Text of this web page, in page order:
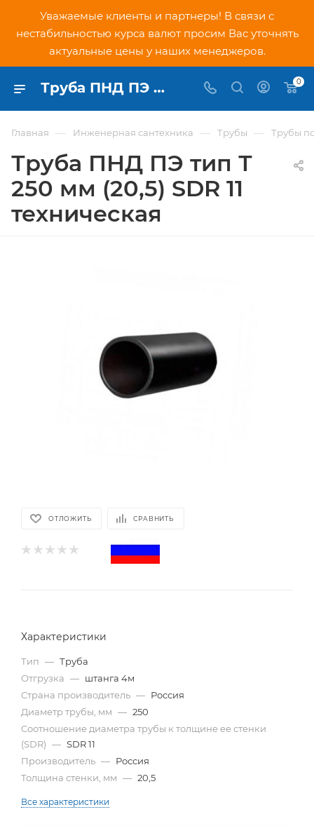
Уважаемые клиенты и партнеры! В связи с
нестабильностью курса валют просим Вас уточнять
актуальные цены у наших менеджеров.
Труба ПНД ПЭ тип Т 250 мм (20,5) SDR 11 техническая - купить по низкой цене в Москве, интернет-магазин PNDtech.ru 0
Главная — Инженерная сантехника — Трубы — Трубы
Труба ПНД ПЭ тип Т
250 мм (20,5) SDR 11
техническая
ОТЛОЖИТЬ СРАВНИТЬ
Характеристики
Тип — Труба
Отгрузка — штанга 4м
Страна производитель — Россия
Диаметр трубы, мм — 250
Cоотношение диаметра трубы к толщине ее стенки
(SDR) — SDR 11
Производитель — Россия
Толщина стенки, мм — 20,5
Все характеристики